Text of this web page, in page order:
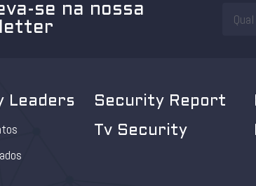
se na nossa
Leaders
Security Report
Tv Security